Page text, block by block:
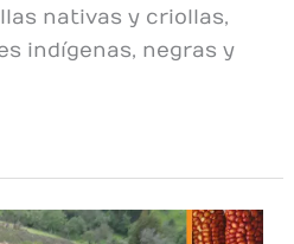
nativas y criollas,
indígenas, negras y